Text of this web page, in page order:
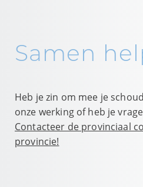
Samen
Heb je zin om mee je
onze werking of heb je
Contacteer de provinciaal
provincie!